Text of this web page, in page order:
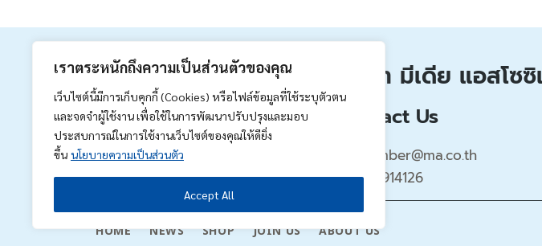
เราตระหนักถึงความเป็นส่วนตัวของคุณ
เว็บไซต์นี้มีการเก็บคุกกี้ (Cookies) หรือไฟล์ข้อมูลที่ใช้ระบุตัวตน
และจดจำผู้ใช้งาน เพื่อใช้ในการพัฒนาปรับปรุงและมอบ
ประสบการณ์ในการใช้งานเว็บไซต์ของคุณให้ดียิ่ง
ขึ้น นโยบายความเป็นส่วนตัว
Accept All
MEDIA ASSOCIATED CO.,LTD.
บริษัท มีเดีย แอสโซ
Contact Us
member@ma.co.th
026914126
HOME NEWS SHOP JOIN US ABOUT US